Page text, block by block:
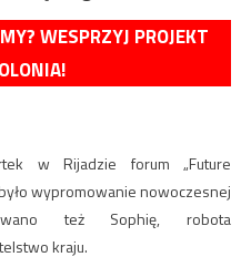
WESPRZYJ PROJEKT
w Rijadzie forum „Future
wypromowanie nowoczesnej
też Sophię, robota
kraju.